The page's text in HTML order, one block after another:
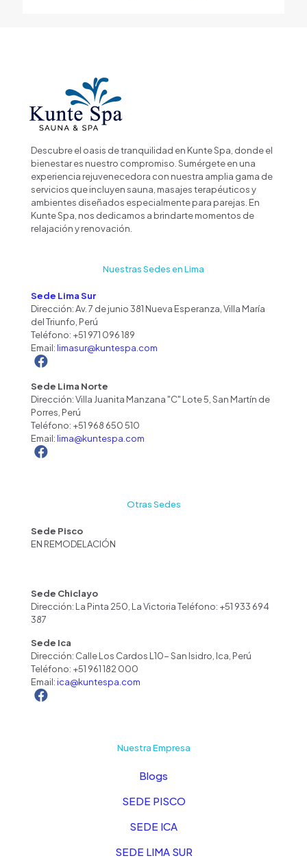
Descubre el oasis de tranquilidad en Kunte Spa, donde el
bienestar es nuestro compromiso. Sumérgete en una
experiencia rejuvenecedora con nuestra amplia gama de
servicios que incluyen sauna, masajes terapéuticos y
ambientes diseñados especialmente para parejas. En
Kunte Spa, nos dedicamos a brindarte momentos de
relajación y renovación.
Nuestras Sedes en Lima
Sede Lima Sur
Dirección: Av. 7 de junio 381 Nueva Esperanza, Villa María
del Triunfo, Perú
Teléfono: +51 971 096 189
Email:limasur@kuntespa.com
Sede Lima Norte
Dirección: Villa Juanita Manzana "C" Lote 5, San Martín de
Porres, Perú
Teléfono: +51 968 650 510
Email:lima@kuntespa.com
Otras Sedes
Sede Pisco
EN REMODELACIÓN
Sede Chiclayo
Dirección: La Pinta 250, La Victoria Teléfono: +51 933 694
387
Sede Ica
Dirección: Calle Los Cardos L10- San Isidro, Ica, Perú
Teléfono: +51 961 182 000
Email:ica@kuntespa.com
Nuestra Empresa
Blogs
SEDE PISCO
SEDE ICA
SEDE LIMA SUR